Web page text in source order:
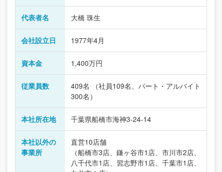
代表者名 大橋 珠生
会社設立日 1977年4月
資本金 1,400万円
従業員数
409名 （社員109名、パート・アルバイト
300名）
本社所在地 千葉県船橋市海神3-24-14
本社以外の
事業所
直営10店舗
（船橋市3店、鎌ヶ谷市1店、市川市2店、
八千代市1店、習志野市1店、千葉市1店、